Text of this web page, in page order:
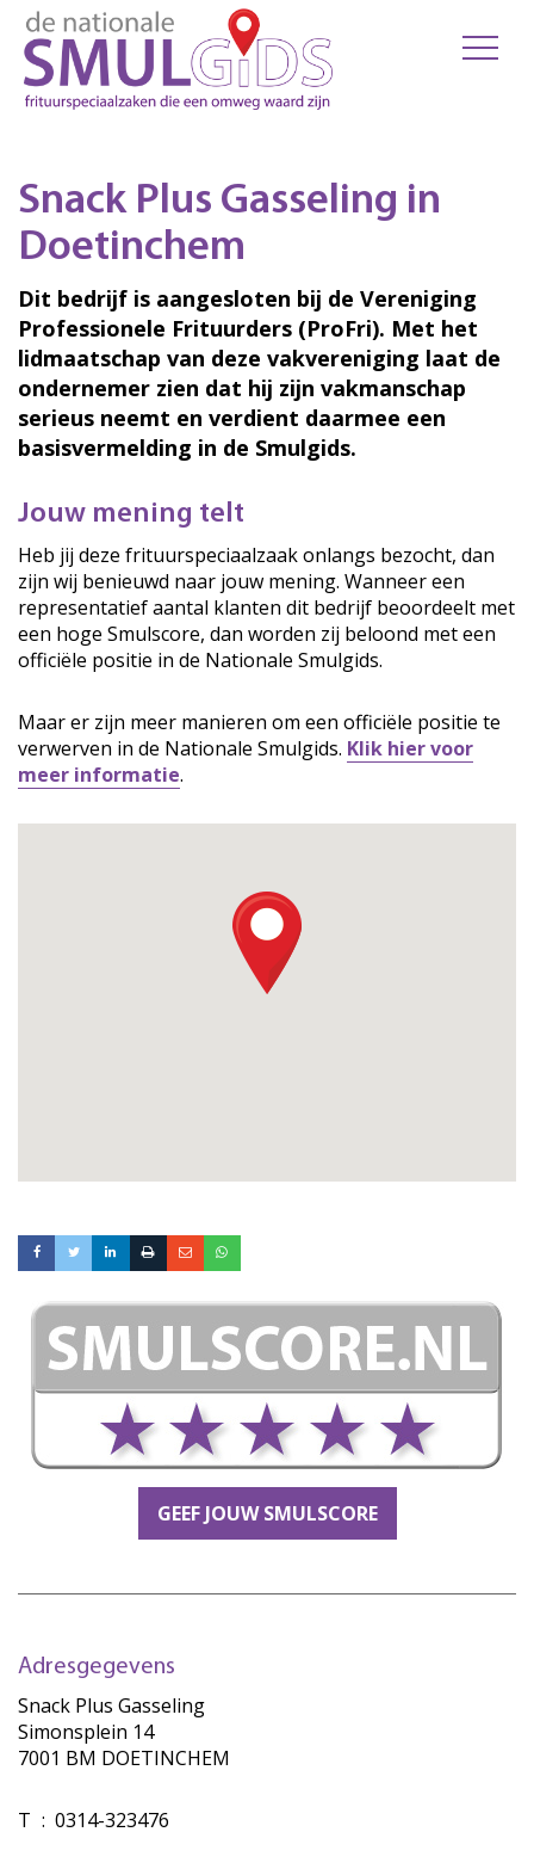
Snack Plus Gasseling in
Doetinchem
Dit bedrijf is aangesloten bij de Vereniging
Professionele Frituurders (ProFri). Met het
lidmaatschap van deze vakvereniging laat de
ondernemer zien dat hij zijn vakmanschap
serieus neemt en verdient daarmee een
basisvermelding in de Smulgids.
Jouw mening telt
Heb jij deze frituurspeciaalzaak onlangs bezocht, dan
zijn wij benieuwd naar jouw mening. Wanneer een
representatief aantal klanten dit bedrijf beoordeelt met
een hoge Smulscore, dan worden zij beloond met een
officiële positie in de Nationale Smulgids.
Maar er zijn meer manieren om een officiële positie te
verwerven in de Nationale Smulgids. Klik hier voor
meer informatie.
GEEF JOUW SMULSCORE
Adresgegevens
Snack Plus Gasseling
Simonsplein 14
7001 BM DOETINCHEM
T : 0314-323476